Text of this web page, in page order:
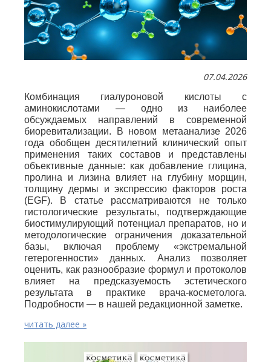
07.04.2026
Комбинация гиалуроновой кислоты с
аминокислотами — одно из наиболее
обсуждаемых направлений в современной
биоревитализации. В новом метаанализе 2026
года обобщен десятилетний клинический опыт
применения таких составов и представлены
объективные данные: как добавление глицина,
пролина и лизина влияет на глубину морщин,
толщину дермы и экспрессию факторов роста
(EGF). В статье рассматриваются не только
гистологические результаты, подтверждающие
биостимулирующий потенциал препаратов, но и
методологические ограничения доказательной
базы, включая проблему «экстремальной
гетерогенности» данных. Анализ позволяет
оценить, как разнообразие формул и протоколов
влияет на предсказуемость эстетического
результата в практике врача-косметолога.
Подробности — в нашей редакционной заметке.
читать далее »